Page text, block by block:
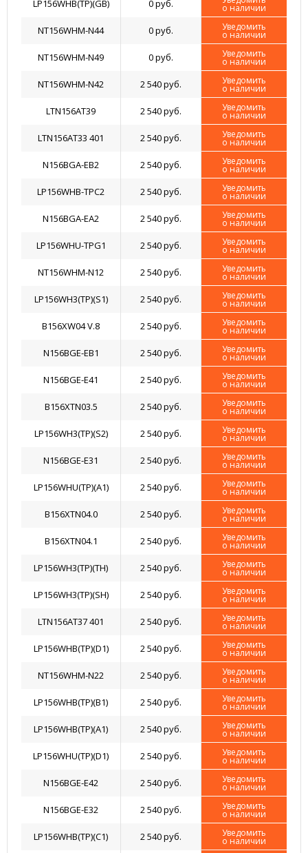
LP156WHB(TP)(GB) 0 руб. о наличии
NT156WHM-N44 0 руб. Уведомить
о наличии
NT156WHM-N49 0 руб. Уведомить
о наличии
NT156WHM-N42 2 540 руб. Уведомить
о наличии
LTN156AT39 2 540 руб. Уведомить
о наличии
LTN156AT33 401 2 540 руб. Уведомить
о наличии
N156BGA-EB2 2 540 руб. Уведомить
о наличии
LP156WHB-TPC2 2 540 руб. Уведомить
о наличии
N156BGA-EA2 2 540 руб. Уведомить
о наличии
LP156WHU-TPG1 2 540 руб. Уведомить
о наличии
NT156WHM-N12 2 540 руб. Уведомить
о наличии
LP156WH3(TP)(S1) 2 540 руб. Уведомить
о наличии
B156XW04 V.8 2 540 руб. Уведомить
о наличии
N156BGE-EB1 2 540 руб. Уведомить
о наличии
N156BGE-E41 2 540 руб. Уведомить
о наличии
B156XTN03.5 2 540 руб. Уведомить
о наличии
LP156WH3(TP)(S2) 2 540 руб. Уведомить
о наличии
N156BGE-E31 2 540 руб. Уведомить
о наличии
LP156WHU(TP)(A1) 2 540 руб. Уведомить
о наличии
B156XTN04.0 2 540 руб. Уведомить
о наличии
B156XTN04.1 2 540 руб. Уведомить
о наличии
LP156WH3(TP)(TH) 2 540 руб. Уведомить
о наличии
LP156WH3(TP)(SH) 2 540 руб. Уведомить
о наличии
LTN156AT37 401 2 540 руб. Уведомить
о наличии
LP156WHB(TP)(D1) 2 540 руб. Уведомить
о наличии
NT156WHM-N22 2 540 руб. Уведомить
о наличии
LP156WHB(TP)(B1) 2 540 руб. Уведомить
о наличии
LP156WHB(TP)(A1) 2 540 руб. Уведомить
о наличии
LP156WHU(TP)(D1) 2 540 руб. Уведомить
о наличии
N156BGE-E42 2 540 руб. Уведомить
о наличии
N156BGE-E32 2 540 руб. Уведомить
о наличии
LP156WHB(TP)(C1) 2 540 руб. Уведомить
о наличии